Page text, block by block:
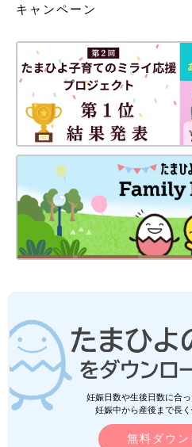
キャンペーン
妊娠日数や生後日数に合
妊娠中から産後まで長
無料ダウン